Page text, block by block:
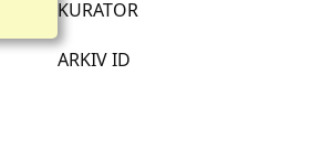
KURATOR
ARKIV ID